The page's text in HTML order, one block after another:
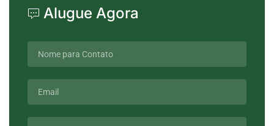
Alugue Agora